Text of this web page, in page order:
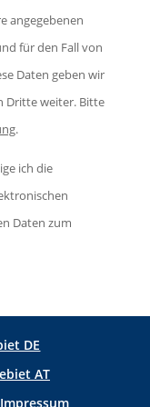
angegebenen
für den Fall von
Daten geben wir
Dritte weiter. Bitte
.
ich die
Daten zum
DE
AT
Impressum